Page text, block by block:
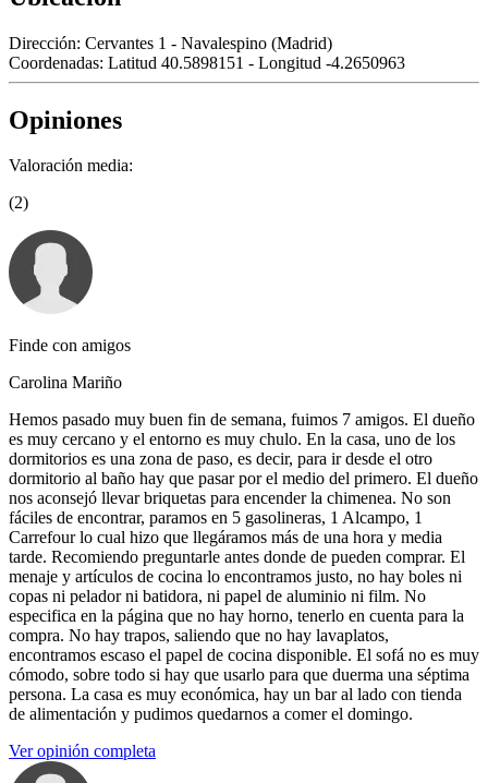
Dirección: Cervantes 1 - Navalespino (Madrid)
Coordenadas: Latitud 40.5898151 - Longitud -4.2650963
Opiniones
Valoración media:
(2)
Finde con amigos
Carolina Mariño
Hemos pasado muy buen fin de semana, fuimos 7 amigos. El dueño
es muy cercano y el entorno es muy chulo. En la casa, uno de los
dormitorios es una zona de paso, es decir, para ir desde el otro
dormitorio al baño hay que pasar por el medio del primero. El dueño
nos aconsejó llevar briquetas para encender la chimenea. No son
fáciles de encontrar, paramos en 5 gasolineras, 1 Alcampo, 1
Carrefour lo cual hizo que llegáramos más de una hora y media
tarde. Recomiendo preguntarle antes donde de pueden comprar. El
menaje y artículos de cocina lo encontramos justo, no hay boles ni
copas ni pelador ni batidora, ni papel de aluminio ni film. No
especifica en la página que no hay horno, tenerlo en cuenta para la
compra. No hay trapos, saliendo que no hay lavaplatos,
encontramos escaso el papel de cocina disponible. El sofá no es muy
cómodo, sobre todo si hay que usarlo para que duerma una séptima
persona. La casa es muy económica, hay un bar al lado con tienda
de alimentación y pudimos quedarnos a comer el domingo.
Ver opinión completa